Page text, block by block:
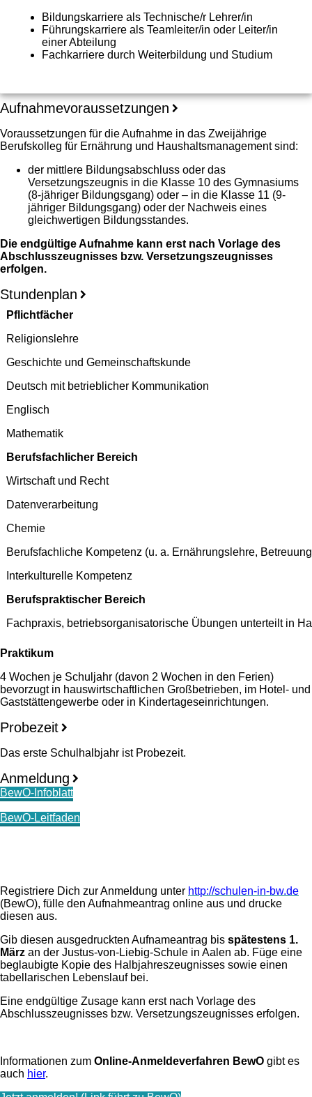
Bildungskarriere als Technische/r Lehrer/in
Führungskarriere als Teamleiter/in oder Leiter/in
einer Abteilung
Fachkarriere durch Weiterbildung und Studium
Aufnahmevoraussetzungen
Voraussetzungen für die Aufnahme in das Zweijährige
Berufskolleg für Ernährung und Haushaltsmanagement sind:
der mittlere Bildungsabschluss oder das
Versetzungszeugnis in die Klasse 10 des Gymnasiums
(8-jähriger Bildungsgang) oder – in die Klasse 11 (9-
jähriger Bildungsgang) oder der Nachweis eines
gleichwertigen Bildungsstandes.
Die endgültige Aufnahme kann erst nach Vorlage des
Abschlusszeugnisses bzw. Versetzungszeugnisses
erfolgen.
Stundenplan
Pflichtfächer
Religionslehre
Geschichte und Gemeinschaftskunde
Deutsch mit betrieblicher Kommunikation
Englisch
Mathematik
Berufsfachlicher Bereich
Wirtschaft und Recht
Datenverarbeitung
Chemie
Berufsfachliche Kompetenz (u. a. Ernährungslehre,
Interkulturelle Kompetenz
Berufspraktischer Bereich
Fachpraxis, betriebsorganisatorische Übungen unterteilt in
Praktikum
4 Wochen je Schuljahr (davon 2 Wochen in den Ferien)
bevorzugt in hauswirtschaftlichen Großbetrieben, im Hotel- und
Gaststättengewerbe oder in Kindertageseinrichtungen.
Probezeit
Das erste Schulhalbjahr ist Probezeit.
Anmeldung
BewO-Infoblatt
BewO-Leitfaden
Registriere Dich zur Anmeldung unter http://schulen-in-bw.de
(BewO), fülle den Aufnahmeantrag online aus und drucke
diesen aus.
Gib diesen ausgedruckten Aufnameantrag bis spätestens 1.
März an der Justus-von-Liebig-Schule in Aalen ab. Füge eine
beglaubigte Kopie des Halbjahreszeugnisses sowie einen
tabellarischen Lebenslauf bei.
Eine endgültige Zusage kann erst nach Vorlage des
Abschlusszeugnisses bzw. Versetzungszeugnisses erfolgen.
Informationen zum Online-Anmeldeverfahren BewO gibt es
auch hier.